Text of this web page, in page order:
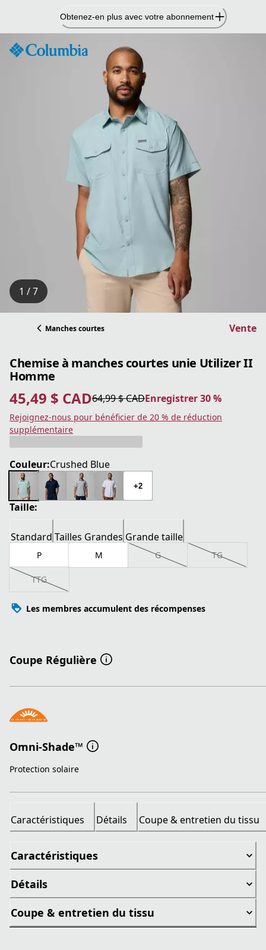
contenu
Obtenez-en plus avec votre abonnement
1 / 7
Manches courtes Vente
Chemise à manches courtes unie Utilizer II
Homme
45,49 $ CAD
prix actuel 45,49 $ CAD64,99 $ CAD
prix original 64,99 $ CAD Enregistrer 30 %
Enregistrer 30 %
Rejoignez-nous pour bénéficier de 20 % de réduction
supplémentaire
Couleur:Crushed Blue
+2
Taille:
Standard Tailles Grandes Grande taille
P M G TG
TTG
Les membres accumulent des récompenses
Coupe Régulière
Omni-Shade™
Protection solaire
Caractéristiques Détails Coupe & entretien du tissu
Caractéristiques
Détails
Coupe & entretien du tissu